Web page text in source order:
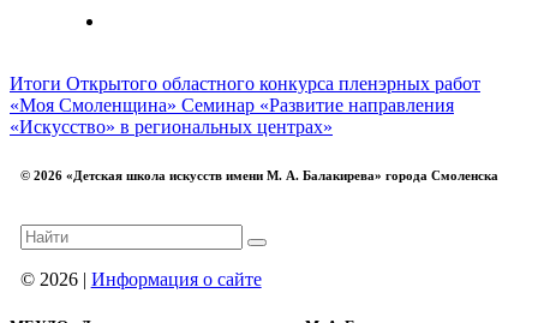
Итоги Открытого областного конкурса пленэрных работ
«Моя Смоленщина» Семинар «Развитие направления
«Искусство» в региональных центрах»
© 2026 «Детская школа искусств имени М. А. Балакирева» города Смоленска
© 2026 | Информация о сайте